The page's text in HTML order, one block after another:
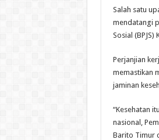
Salah satu
mendatangi
Sosial
Perjanjian
memastikan
jaminan
“Kesehatan
nasional,
Barito Timur